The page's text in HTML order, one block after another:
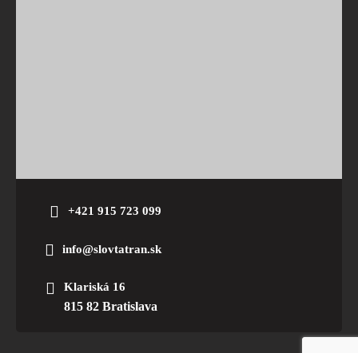
+421 915 723 099
info@slovtatran.sk
Klariská 16
815 82 Bratislava